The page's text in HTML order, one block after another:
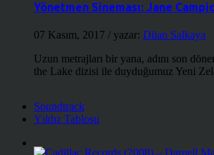
Yönetmen Sineması: Jane
07 Kasım, 2017 / yazar: Dilan Salkaya
Uzun metrajları bir yana, adını son
the Lake dizisi ile duyduğumuz Yeni
Soundtrack
Yıldız Tablosu